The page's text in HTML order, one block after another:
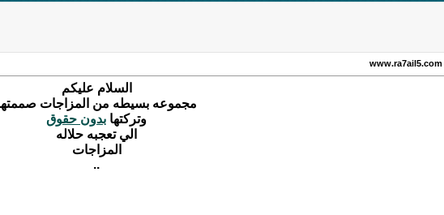
السلام عليكم
مجموعه بسيطه من المزاجات
وتركتها بدون حقوق
الي تعجبه حلاله
المزاجات
..